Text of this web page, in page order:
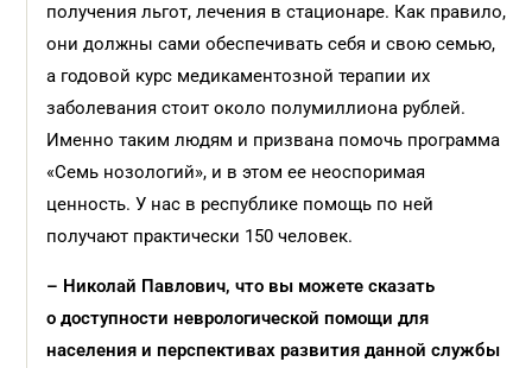
получения льгот, лечения в стационаре. Как правило,
они должны сами обеспечивать себя и свою семью,
а годовой курс медикаментозной терапии их
заболевания стоит около полумиллиона рублей.
Именно таким людям и призвана помочь программа
«Семь нозологий», и в этом ее неоспоримая
ценность. У нас в республике помощь по ней
получают практически 150 человек.
– Николай Павлович, что вы можете сказать
о доступности неврологической помощи для
населения и перспективах развития данной службы